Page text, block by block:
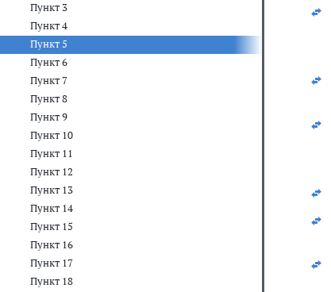
Пункт 3
Пункт 4
Пункт 5
Пункт 6
Пункт 7
Пункт 8
Пункт 9
Пункт 10
Пункт 11
Пункт 12
Пункт 13
Пункт 14
Пункт 15
Пункт 16
Пункт 17
Пункт 18